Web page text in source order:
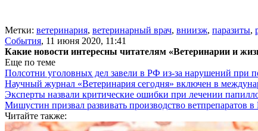
Метки: ветеринария, ветеринарный врач, вниизж, паразиты,
События, 11 июня 2020, 11:41
Какие новости интересны читателям «Ветеринарии и
Еще по теме
Полсотни уголовных дел завели в РФ из-за нарушений при
Научный журнал «Ветеринария сегодня» включен в
Эксперты назвали критические ошибки при лечении
Мишустин призвал развивать производство ветпрепаратов
Читайте также: